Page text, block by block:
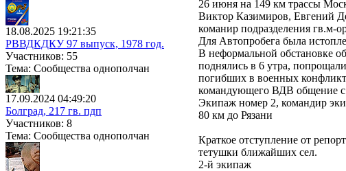
18.08.2025 19:21:35
РВВДКДКУ 97 выпуск, 1978 год.
Участников: 55
Тема: Сообщества однополчан
17.09.2024 04:49:20
Болград, 217 гв. пдп
Участников: 8
Тема: Сообщества однополчан
26 июня на 149 км трассы
Виктор Казимиров, Евгений
команир подразделения гв.м-
Для Автопробега была
В неформальной обстановке
поднялись в 6 утра,
погибших в военных
командующего ВДВ общение
Экипаж номер 2, командир
80 км до Рязани
Краткое отступление от
тетушки ближайших сел.
2-й экипаж